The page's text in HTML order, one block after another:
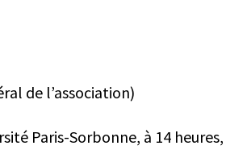
de l’association)
Paris-Sorbonne, à 14 heures,